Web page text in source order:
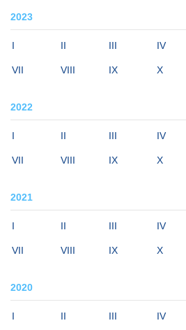
2023
I II III IV
VII VIII IX X
2022
I II III IV
VII VIII IX X
2021
I II III IV
VII VIII IX X
2020
I II III IV